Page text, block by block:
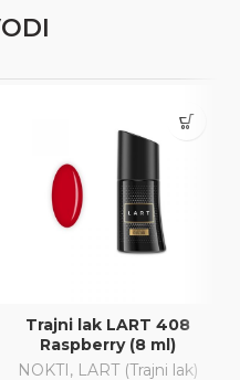
Trajni lak LART 408
Raspberry (8 ml)
NOKTI , LART (Trajni lak)